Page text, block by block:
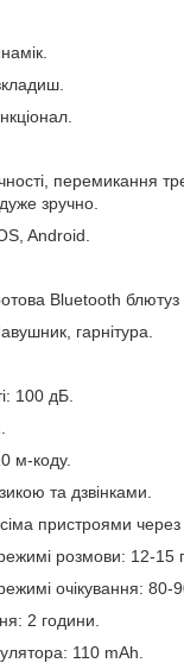
перемикання
зручно.
Android.
Bluetooth блютуз
гарнітура.
100 дБ.
м-коду.
та дзвінками.
пристроями
розмови: 12-15
очікування: 80-
2 години.
110 mAh.